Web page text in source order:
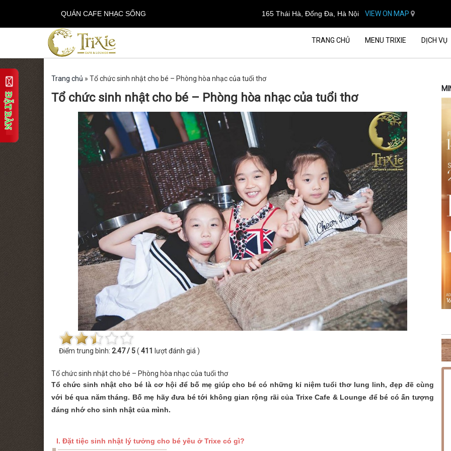
QUÁN CAFE NHẠC SỐNG 165 Thái Hà, Đống Đa, Hà Nội VIEW ON MAP
TRANG CHỦ MENU TRIXIE DỊCH VỤ
Trang chủ » Tổ chức sinh nhật cho bé – Phòng hòa nhạc của tuổi thơ
Tổ chức sinh nhật cho bé – Phòng hòa nhạc của tuổi thơ
Điểm trung bình: 2.47 / 5( 411 lượt đánh giá )
Tổ chức sinh nhật cho bé – Phòng hòa nhạc của tuổi thơ
Tổ chức sinh nhật cho bé là cơ hội để bố mẹ giúp cho bé có những kỉ niệm tuổi thơ lung linh, đẹp đẽ cùng
với bé qua năm tháng. Bố mẹ hãy đưa bé tới không gian rộng rãi của Trixe Cafe & Lounge để bé có ấn tượng
đáng nhớ cho sinh nhật của mình.
I. Đặt tiệc sinh nhật lý tưởng cho bé yêu ở Trixe có gì?
THỨ BẢY [22.08.2026] MINISHOW TĂNG PHÚC THỨ SÁU [14.08.2026] MINISHOW HOÀNG HẢI